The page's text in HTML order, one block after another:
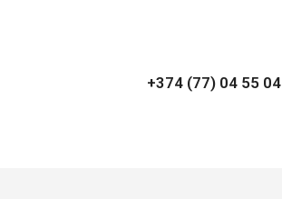
+374 (77) 04 55 04